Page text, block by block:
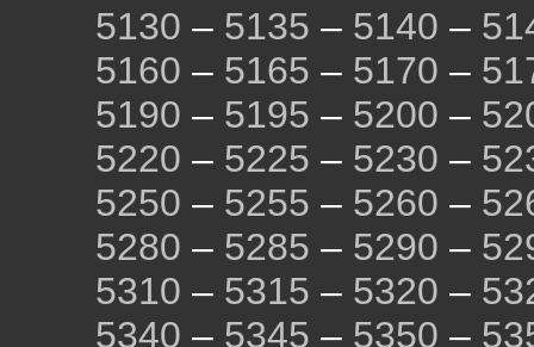
5130 – 5135 – 5140 –
5160 – 5165 – 5170 –
5190 – 5195 – 5200 –
5220 – 5225 – 5230 –
5250 – 5255 – 5260 –
5280 – 5285 – 5290 –
5310 – 5315 – 5320 –
5340 – 5345 – 5350 –